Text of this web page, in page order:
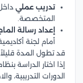
تدريب عملي
المتخصصة.
إعداد رسالة
أمام لجنة
قد تطول المدة قليلاً
الدورات التدريبية،